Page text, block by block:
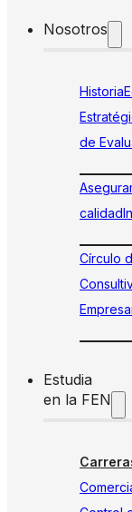
Nosotros
Historia
de
calidad
Círculo
Estudia
en la FEN